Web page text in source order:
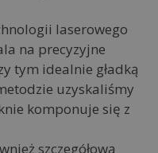
laserowego
na precyzyjne
tym idealnie gładką
uzyskaliśmy
komponuje się z
szczegółową